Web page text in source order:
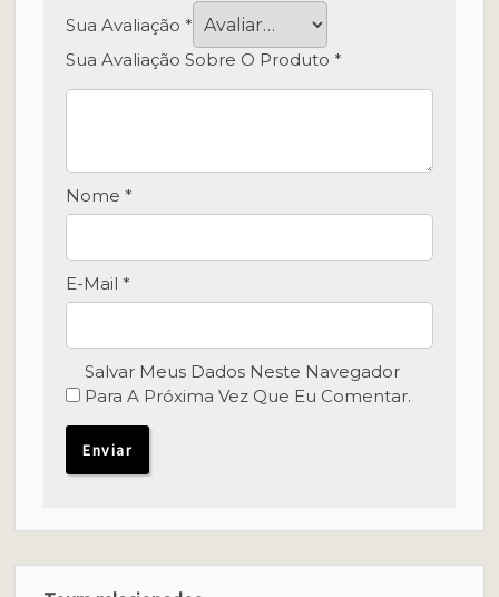
Sua Avaliação *
Sua Avaliação Sobre O Produto *
Nome *
E-Mail *
Salvar Meus Dados Neste Navegador
Para A Próxima Vez Que Eu Comentar.